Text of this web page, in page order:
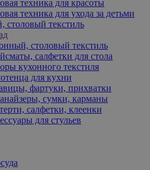
техника для красоты
техника для ухода за детьми
столовый текстиль
столовый текстиль
салфетки для стола
кухонного текстиля
для кухни
фартуки, прихватки
сумки, карманы
салфетки, клеенки
для стульев